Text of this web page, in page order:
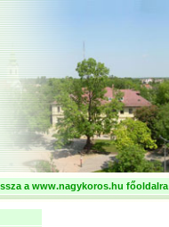
a www.nagykoros.hu főoldalra